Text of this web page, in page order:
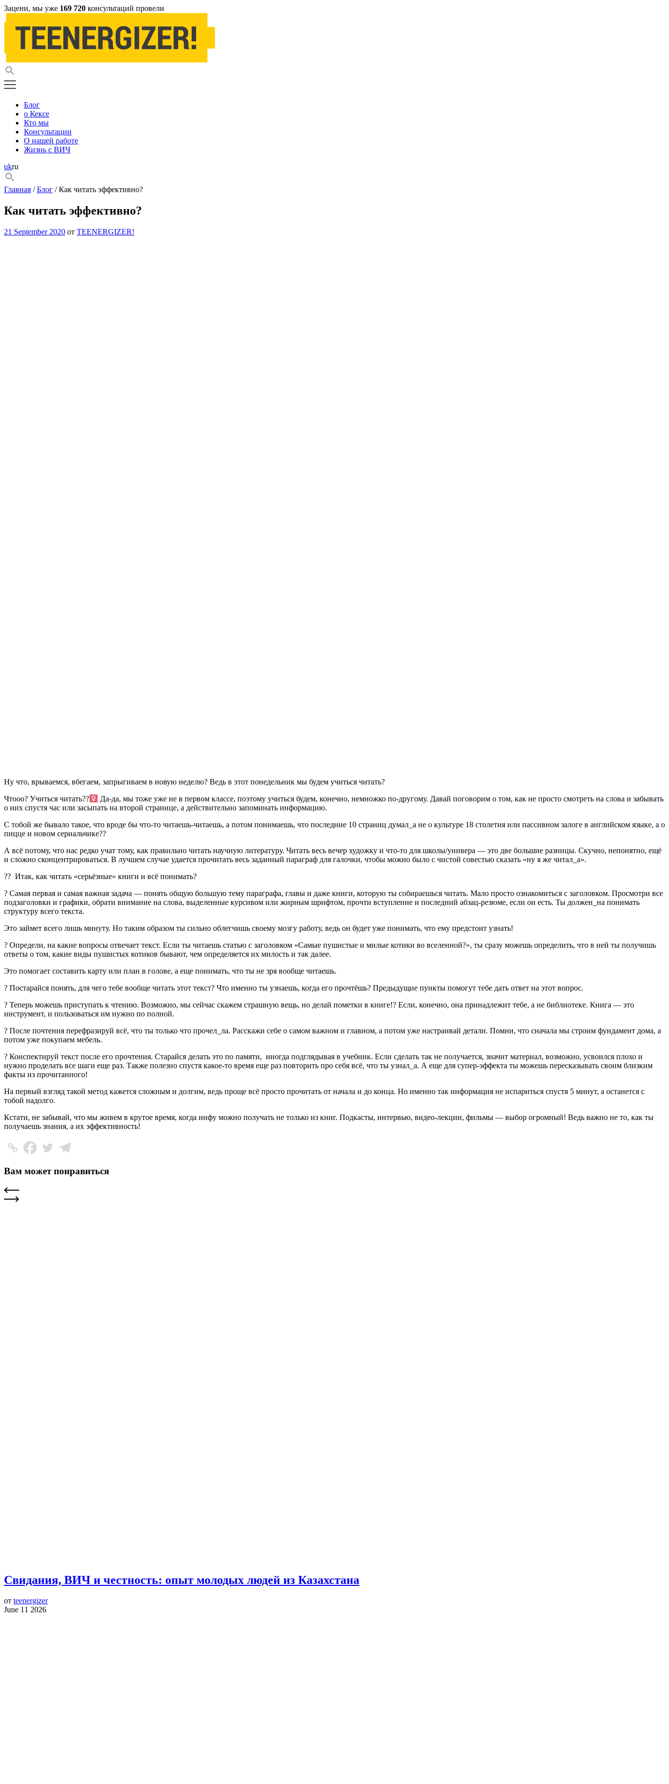
Зацени, мы уже 169 720 консультаций провели
Блог
о Кексе
Кто мы
Консультации
О нашей работе
Жизнь с ВИЧ
ukru
Главная /Блог / Как читать эффективно?
Как читать эффективно?
21 September 2020 от TEENERGIZER!
Ну что, врываемся, вбегаем, запрыгиваем в новую неделю? Ведь в этот понедельник мы будем учиться читать?
Чтооо? Учиться читать??‍
Да-да, мы тоже уже не в первом классе, поэтому учиться будем, конечно, немножко по-другому. Давай поговорим о том, как не просто смотреть на слова и забывать
о них спустя час или засыпать на второй странице, а действительно запоминать информацию.
С тобой же бывало такое, что вроде бы что-то читаешь-читаешь, а потом понимаешь, что последние 10 страниц думал_а не о культуре 18 столетия или пассивном залоге в английском языке, а о
пицце и новом сериальчике??
А всё потому, что нас редко учат тому, как правильно читать научную литературу. Читать весь вечер художку и что-то для школы/универа — это две большие разницы. Скучно, непонятно, ещё
и сложно сконцентрироваться. В лучшем случае удается прочитать весь заданный параграф для галочки, чтобы можно было с чистой совестью сказать «ну я же читал_а».
?‍? Итак, как читать «серьёзные» книги и всё понимать?
? Самая первая и самая важная задача — понять общую большую тему параграфа, главы и даже книги, которую ты собираешься читать. Мало просто ознакомиться с заголовком. Просмотри все
подзаголовки и графики, обрати внимание на слова, выделенные курсивом или жирным шрифтом, прочти вступление и последний абзац-резюме, если он есть. Ты должен_на понимать
структуру всего текста.
Это займет всего лишь минуту. Но таким образом ты сильно облегчишь своему мозгу работу, ведь он будет уже понимать, что ему предстоит узнать!
? Определи, на какие вопросы отвечает текст. Если ты читаешь статью с заголовком «Самые пушистые и милые котики во вселенной?», ты сразу можешь определить, что в ней ты получишь
ответы о том, какие виды пушистых котиков бывают, чем определяется их милость и так далее.
Это помогает составить карту или план в голове, а еще понимать, что ты не зря вообще читаешь.
? Постарайся понять, для чего тебе вообще читать этот текст? Что именно ты узнаешь, когда его прочтёшь? Предыдущие пункты помогут тебе дать ответ на этот вопрос.
? Теперь можешь приступать к чтению. Возможно, мы сейчас скажем страшную вещь, но делай пометки в книге!? Если, конечно, она принадлежит тебе, а не библиотеке. Книга — это
инструмент, и пользоваться им нужно по полной.
? После почтения перефразируй всё, что ты только что прочел_ла. Расскажи себе о самом важном и главном, а потом уже настраивай детали. Помни, что сначала мы строим фундамент дома, а
потом уже покупаем мебель.
? Конспектируй текст после его прочтения. Старайся делать это по памяти, иногда подглядывая в учебник. Если сделать так не получается, значит материал, возможно, усвоился плохо и
нужно проделать все шаги еще раз. Также полезно спустя какое-то время еще раз повторить про себя всё, что ты узнал_а. А еще для супер-эффекта ты можешь пересказывать своим близким
факты из прочитанного!
На первый взгляд такой метод кажется сложным и долгим, ведь проще всё просто прочитать от начала и до конца. Но именно так информация не испариться спустя 5 минут, а останется с
тобой надолго.
Кстати, не забывай, что мы живем в крутое время, когда инфу можно получать не только из книг. Подкасты, интервью, видео-лекции, фильмы — выбор огромный! Ведь важно не то, как ты
получаешь знания, а их эффективность!
Вам может понравиться
Свидания, ВИЧ и честность: опыт молодых людей из Казахстана
от teenergizer
June 11 2026